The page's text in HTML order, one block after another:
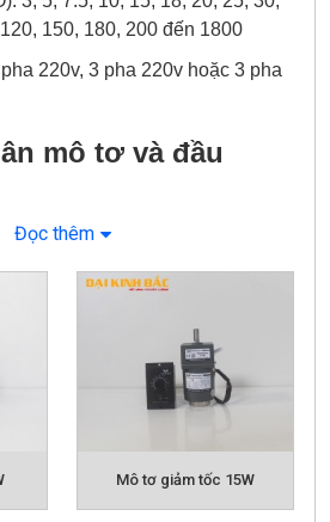
150, 180, 200 đến 1800
220v, 3 pha 220v hoặc 3 pha
mô tơ và đầu
Đọc thêm
Mô tơ giảm tốc 15W